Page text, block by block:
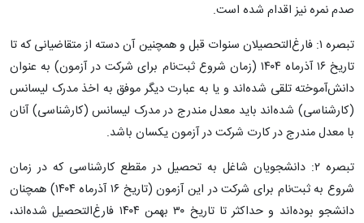
صدم نمره نیز اقدام شده است.
تبصره ‌۱: فارغ‌التحصیلان سنوات قبل و همچنین آن دسته از متقاضیانی که تا
تاریخ ۱۶ آذرماه ۱۴۰۴ (زمان شروع ثبت‌نام برای شرکت در آزمون) به عنوان
دانش‌آموخته تلقی شده‌اند و یا به عبارت دیگر موفق به اخذ مدرک لیسانس
(کارشناسی) شده‌اند باید معدل‌ مندرج‌ در مدرک‌ لیسانس ‌(کارشناسی) آنان
با معدل مندرج در کارت شرکت در آزمون یکسان باشد.
تبصره ‌۲: دانشجویان‌ شاغل‌ به‌ تحصیل‌ در مقطع کارشناسی که در زمان
شروع به ثبت‌نام برای شرکت در این آزمون (تاریخ ۱۶ آذرماه ۱۴۰۴) همچنان
دانشجو بوده‌اند و حداکثر تا تاریخ ۳۰ بهمن ۱۴۰۴ فارغ‌التحصیل شده‌اند،